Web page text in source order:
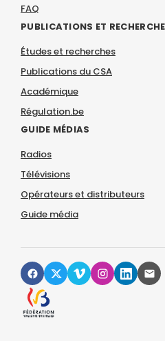
FAQ
PUBLICATIONS ET
Études et recherches
Publications du CSA
Académique
Régulation.be
GUIDE MÉDIAS
Radios
Télévisions
Opérateurs et distributeurs
Guide média